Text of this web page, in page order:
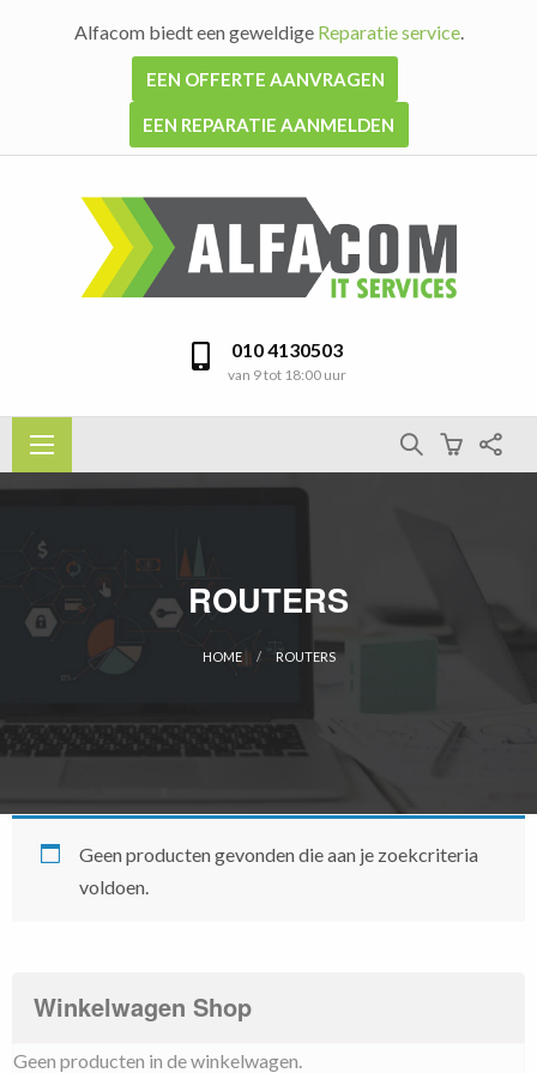
Alfacom biedt een geweldige Reparatie service.
EEN OFFERTE AANVRAGEN
EEN REPARATIE AANMELDEN
010 4130503
van 9 tot 18:00 uur
ROUTERS
HOME CURRENT:
ROUTERS
Geen producten gevonden die aan je zoekcriteria
voldoen.
Winkelwagen Shop
Geen producten in de winkelwagen.